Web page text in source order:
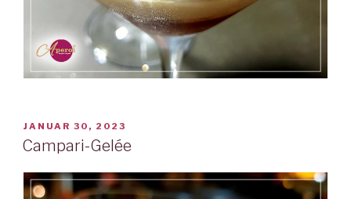
VERÖFFENTLICHT
AM
JANUAR 30, 2023
Campari-Gelée